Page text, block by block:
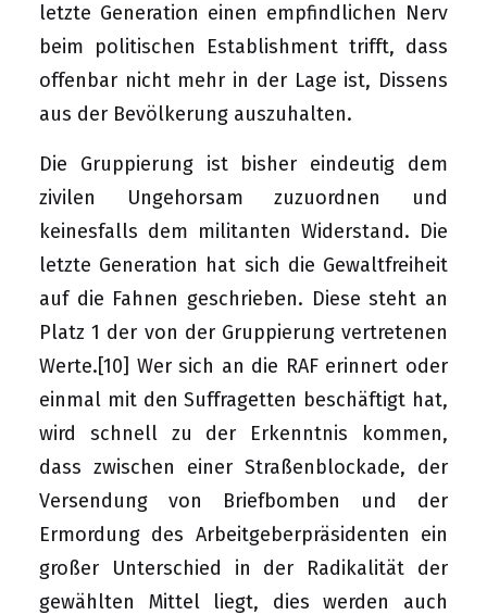
letzte Generation einen empfindlichen Nerv
beim politischen Establishment trifft, dass
offenbar nicht mehr in der Lage ist, Dissens
aus der Bevölkerung auszuhalten.
Die Gruppierung ist bisher eindeutig dem
zivilen Ungehorsam zuzuordnen und
keinesfalls dem militanten Widerstand. Die
letzte Generation hat sich die Gewaltfreiheit
auf die Fahnen geschrieben. Diese steht an
Platz 1 der von der Gruppierung vertretenen
Werte.[10] Wer sich an die RAF erinnert oder
einmal mit den Suffragetten beschäftigt hat,
wird schnell zu der Erkenntnis kommen,
dass zwischen einer Straßenblockade, der
Versendung von Briefbomben und der
Ermordung des Arbeitgeberpräsidenten ein
großer Unterschied in der Radikalität der
gewählten Mittel liegt, dies werden auch